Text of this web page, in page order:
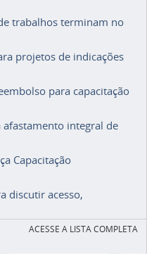
trabalhos terminam no
projetos de indicações
para capacitação
integral de
Capacitação
discutir acesso,
ACESSE A LISTA COMPLETA